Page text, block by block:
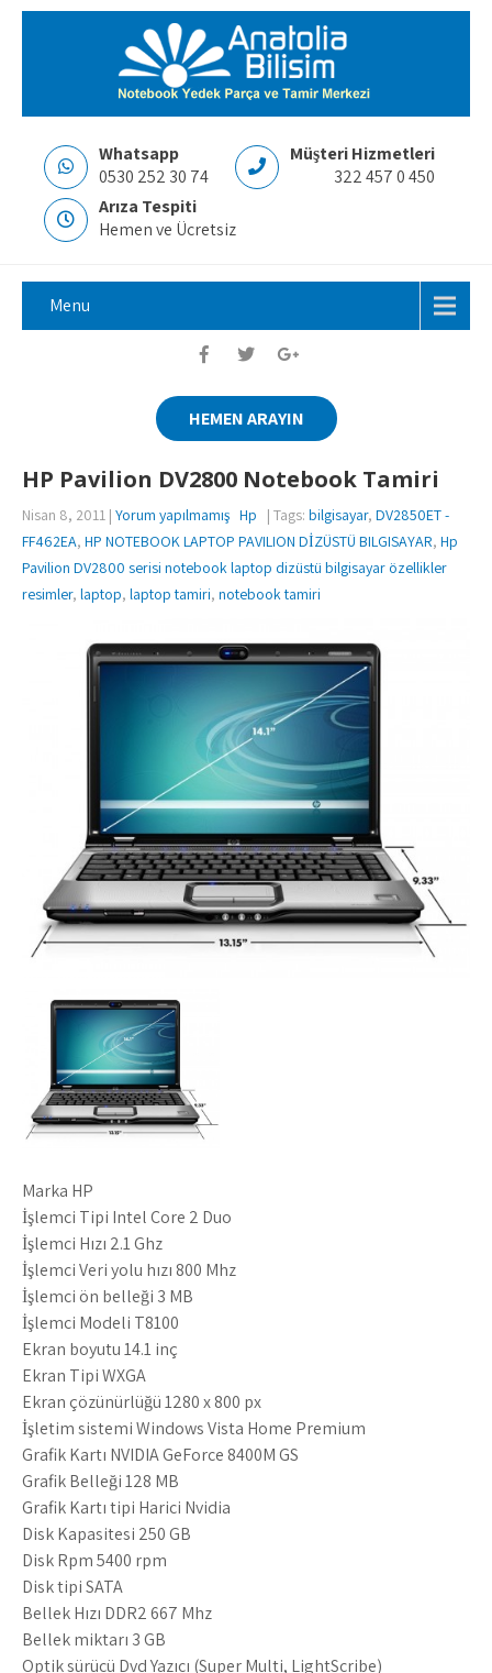
Whatsapp
0530 252 30 74
Müşteri Hizmetleri
322 457 0 450
Arıza Tespiti
Hemen ve Ücretsiz
Menu
HEMEN ARAYIN
HP Pavilion DV2800 Notebook Tamiri
Nisan 8, 2011 | Yorum yapılmamış Hp | Tags: bilgisayar, DV2850ET -
FF462EA, HP NOTEBOOK LAPTOP PAVILION DİZÜSTÜ BILGISAYAR, Hp
Pavilion DV2800 serisi notebook laptop dizüstü bilgisayar özellikler
resimler, laptop, laptop tamiri, notebook tamiri
Marka HP
İşlemci Tipi Intel Core 2 Duo
İşlemci Hızı 2.1 Ghz
İşlemci Veri yolu hızı 800 Mhz
İşlemci ön belleği 3 MB
İşlemci Modeli T8100
Ekran boyutu 14.1 inç
Ekran Tipi WXGA
Ekran çözünürlüğü 1280 x 800 px
İşletim sistemi Windows Vista Home Premium
Grafik Kartı NVIDIA GeForce 8400M GS
Grafik Belleği 128 MB
Grafik Kartı tipi Harici Nvidia
Disk Kapasitesi 250 GB
Disk Rpm 5400 rpm
Disk tipi SATA
Bellek Hızı DDR2 667 Mhz
Bellek miktarı 3 GB
Optik sürücü Dvd Yazıcı (Super Multi, LightScribe)